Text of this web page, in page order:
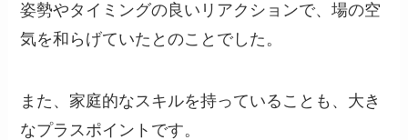
姿勢やタイミングの良いリアクションで、場の空
気を和らげていたとのことでした。
また、家庭的なスキルを持っていることも、大き
なプラスポイントです。